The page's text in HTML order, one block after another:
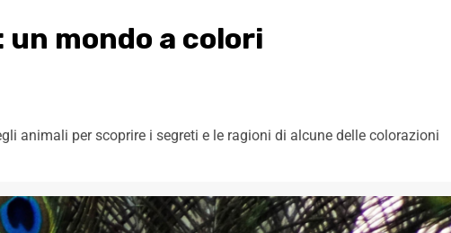
mondo a colori
animali per scoprire i segreti e le ragioni di alcune delle colorazioni